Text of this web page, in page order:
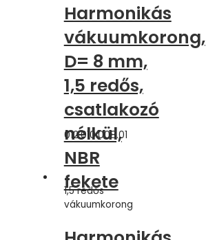
Harmonikás
vákuumkorong,
D= 8 mm,
1,5 redős,
csatlakozó
nélkül,
NBR
fekete
012.010.008.01
1,5 redős
vákuumkorong